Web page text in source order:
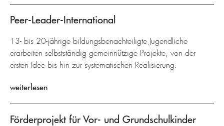
Peer-Leader-International
13- bis 20-jährige bildungsbenachteiligte Jugendliche
erarbeiten selbstständig gemeinnützige Projekte, von der
ersten Idee bis hin zur systematischen Realisierung.
weiterlesen
Förderprojekt für Vor- und Grundschulkinder